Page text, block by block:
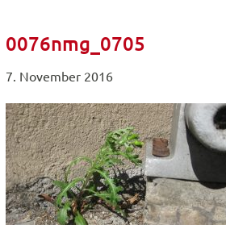
0076nmg_0705
7. November 2016